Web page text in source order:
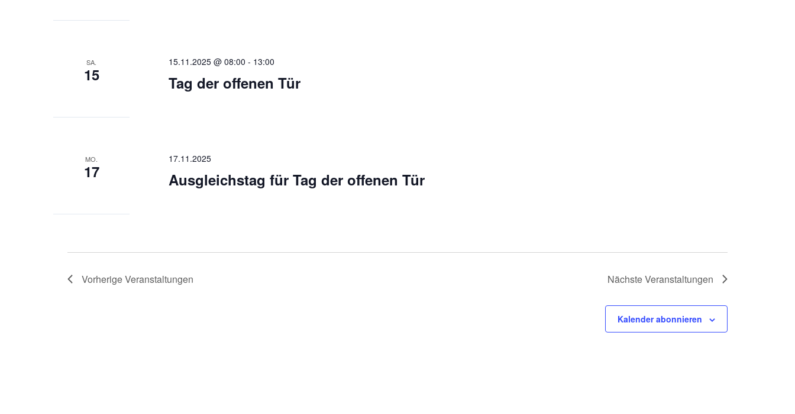
SA.
15 Tag der offenen Tür
15.11.2025 @ 08:00 - 13:00
MO.
17 Ausgleichstag für Tag der offenen Tür
17.11.2025
VorherigeVeranstaltungen NächsteVeranstaltungen
Kalender abonnieren